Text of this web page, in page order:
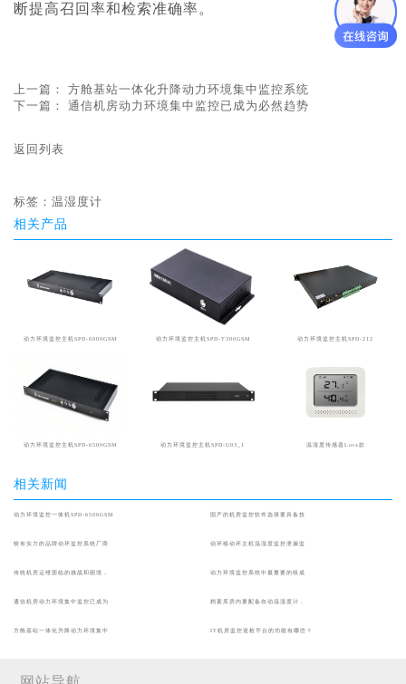
断提高召回率和检索准确率。
上一篇： 方舱基站一体化升降动力环境集中监控系统
下一篇： 通信机房动力环境集中监控已成为必然趋势
返回列表
标签： 温湿度计
相关产品
动力环境监控主机SPD-6000GSM 动力环境监控主机SPD-T300GSM 动力环境监控主机SPD-212
动力环境监控主机SPD-6500GSM 动力环境监控主机SPD-U03_1 温湿度传感器Lora款
相关新闻
动力环境监控一体机SPD-6500GSM 国产的机房监控软件选择要具备技
较有实力的品牌动环监控系统厂商 动环移动环主机温湿度监控泄漏监
传统机房运维面临的挑战和困境， 动力环境监控系统中最重要的组成
通信机房动力环境集中监控已成为 档案库房内要配备自动温湿度计，
方舱基站一体化升降动力环境集中 IT机房监控巡检平台的功能有哪些？